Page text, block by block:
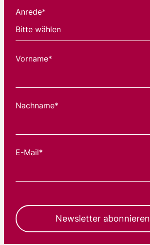
Anrede*
Vorname*
Nachname*
E-Mail*
Newsletter abonnieren